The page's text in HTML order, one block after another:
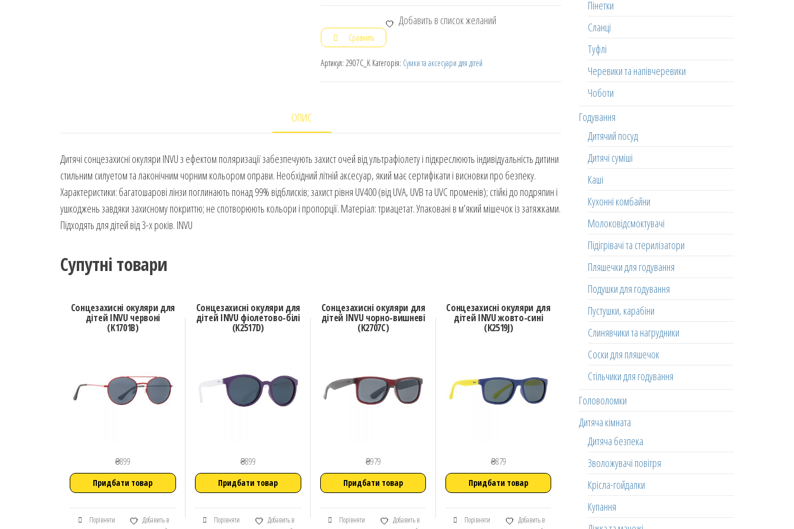
Добавить в список желаний
Сравнить
Артикул: 2907C_K Категорія: Сумки та аксесуари для дітей
ОПИС
Дитячі сонцезахисні окуляри INVU з ефектом поляризації забезпечують захист очей від ультрафіолету і підкреслюють індивідуальність дитини
стильним силуетом та лаконічним чорним кольором оправи. Необхідний літній аксесуар, який має сертифікати і висновки про безпеку.
Характеристики: багатошарові лінзи поглинають понад 99% відблисків; захист рівня UV400 (від UVA, UVB та UVC променів); стійкі до подряпин і
ушкоджень завдяки захисному покриттю; не спотворюють кольори і пропорції. Матеріал: триацетат. Упаковані в м’який мішечок із затяжками.
Підходять для дітей від 3-х років. INVU
Супутні товари
Сонцезахисні окуляри для
дітей INVU червоні
(K1701B)
₴899
Придбати товар
Порівняти
Добавить в
Сонцезахисні окуляри для
дітей INVU фіолетово-білі
(K2517D)
₴899
Придбати товар
Порівняти
Добавить в
Сонцезахисні окуляри для
дітей INVU чорно-вишневі
(K2707C)
₴979
Придбати товар
Порівняти
Добавить в
Сонцезахисні окуляри для
дітей INVU жовто-сині
(K2519J)
₴879
Придбати товар
Порівняти
Добавить в
Пінетки
Сланці
Туфлі
Черевики та напівчеревики
Чоботи
Годування
Дитячий посуд
Дитячі суміші
Каші
Кухонні комбайни
Молоковідсмоктувачі
Підігрівачі та стерилізатори
Пляшечки для годування
Подушки для годування
Пустушки, карабіни
Слинявчики та нагрудники
Соски для пляшечок
Стільчики для годування
Головоломки
Дитяча кімната
Дитяча безпека
Зволожувачі повітря
Крісла-гойдалки
Купання